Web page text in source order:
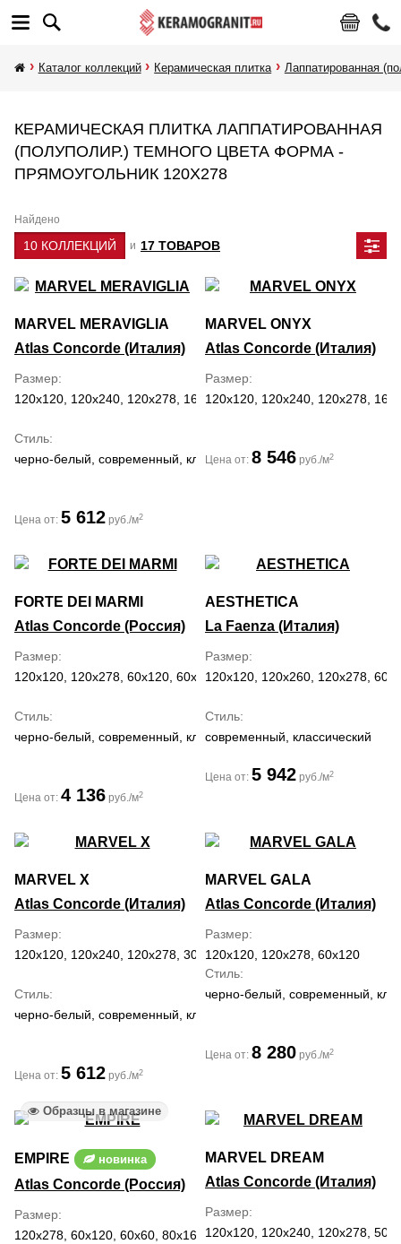
Каталог коллекций Керамическая плитка Лаппатированная
КЕРАМИЧЕСКАЯ ПЛИТКА ЛАППАТИРОВАННАЯ
(ПОЛУПОЛИР.) ТЕМНОГО ЦВЕТА ФОРМА -
ПРЯМОУГОЛЬНИК 120Х278
Найдено
10 КОЛЛЕКЦИЙ и 17 ТОВАРОВ
MARVEL MERAVIGLIA
Atlas Concorde (Италия)
Размер
120x120, 120x240, 120x278, 160x320, 30x60, 59.5x118.2,
Стиль
черно-белый, современный, классический,
Цена от: 5 612 руб./м2
MARVEL ONYX
Atlas Concorde (Италия)
Размер
120x120, 120x240, 120x278,
Цена от: 8 546 руб./м2
FORTE DEI MARMI
Atlas Concorde (Россия)
Размер
120x120, 120x278, 60x120, 60x60, 80x160, 80x80
Стиль
черно-белый, современный, классический
Цена от: 4 136 руб./м2
AESTHETICA
La Faenza (Италия)
Размер
120x120, 120x260, 120x278,
Стиль
современный, классический
Цена от: 5 942 руб./м2
MARVEL X
Atlas Concorde (Италия)
Размер
120x120, 120x240, 120x278, 30x60, 60x120, 60x60, 75x150, 75x75
Стиль
черно-белый, современный, классический, средиземноморский
Цена от: 5 612 руб./м2
MARVEL GALA
Atlas Concorde (Италия)
Размер
120x120, 120x278, 60x120
Стиль
черно-белый, современный,
Цена от: 8 280 руб./м2
Образцы в магазине
EMPIRE новинка
Atlas Concorde (Россия)
Размер
120x278, 60x120, 60x60, 80x160
MARVEL DREAM
Atlas Concorde (Италия)
Размер
120x120, 120x240, 120x278,